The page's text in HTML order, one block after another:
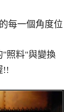
每一個角度位
"照料"與變換
!!